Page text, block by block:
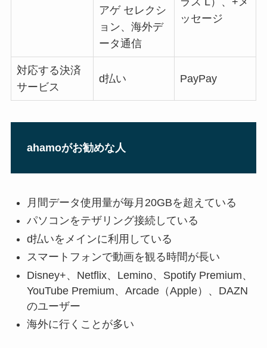
アゲ セレクシ
ョン、海外デ
ータ通信
ッセージ
対応する決済
サービス
d払い PayPay
ahamoがお勧めな人
月間データ使用量が毎月20GBを超えている
パソコンをテザリング接続している
d払いをメインに利用している
スマートフォンで動画を観る時間が長い
Disney+、Netflix、Lemino、Spotify Premium、
YouTube Premium、Arcade（Apple）、DAZN
のユーザー
海外に行くことが多い